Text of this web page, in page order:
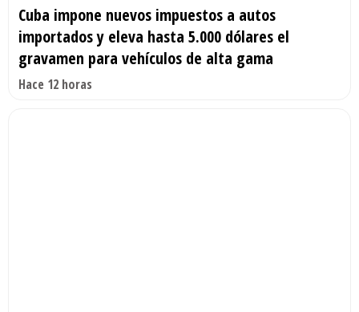
Cuba impone nuevos impuestos a autos
importados y eleva hasta 5.000 dólares el
gravamen para vehículos de alta gama
Hace 12 horas